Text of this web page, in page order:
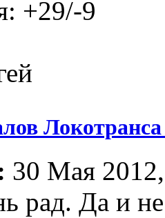
+29/-9
Локотранса
30 Мая
рад. Да и